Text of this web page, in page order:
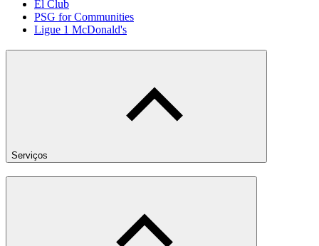
El Club
PSG for Communities
Ligue 1 McDonald's
Serviços